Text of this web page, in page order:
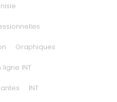
Graphiques
INT
INT